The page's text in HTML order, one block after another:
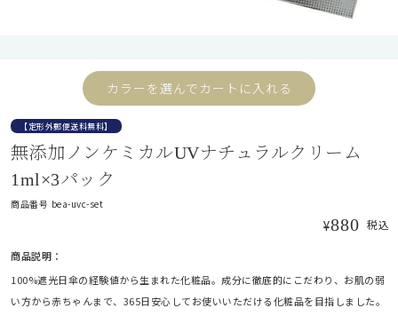
遮光帽子
アームカバー/手袋
UVカットウェア
カラーを選んでカートに入れる
【定形外郵便送料無料】
無添加ノンケミカルUVナチュラルクリーム
1ml×3パック
商品番号 bea-uvc-set
¥880 税込
商品説明：
100%遮光日傘の経験値から生まれた化粧品。成分に徹底的にこだわり、お肌の弱
い方から赤ちゃんまで、365日安心してお使いいただける化粧品を目指しました。